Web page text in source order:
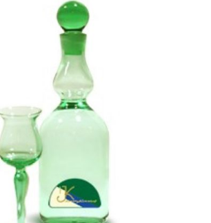
Shop
Kontakt